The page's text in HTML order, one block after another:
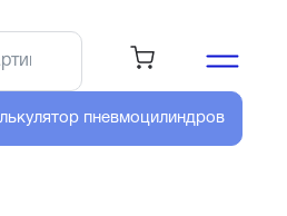
пневмоцилиндров